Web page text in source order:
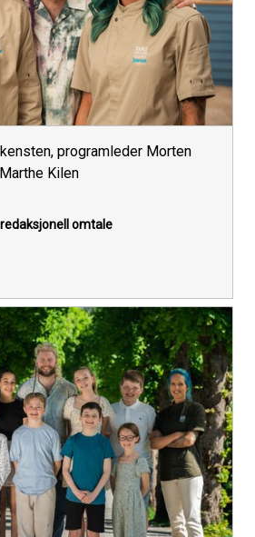
programleder Morten
Kilen
redaksjonell omtale